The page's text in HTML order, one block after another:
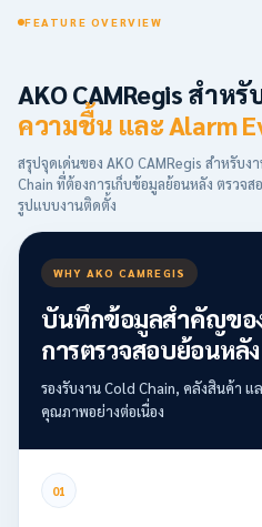
FEATURE OVERVIEW
AKO CAMRegis สำหรั
ความชื้น และ Alarm
สรุปจุดเด่นของ AKO CAMRegis สำหรับ
Chain ที่ต้องการเก็บข้อมูลย้อนหลัง ตรวจ
รูปแบบงานติดตั้ง
WHY AKO CAMREGIS
บันทึกข้อมูลสำคัญขอ
การตรวจสอบย้อนหลัง
รองรับงาน Cold Chain, คลังสินค้า แ
คุณภาพอย่างต่อเนื่อง